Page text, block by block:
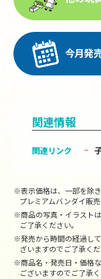
関連情報
関連リンク
※表示価格は、一部を除
プレミアムバンダイ販
※商品の写真・イラスト
ご了承ください。
※発売から時間の経過し
ざいますのでご了承くだ
※商品名・発売日・価格
ございますのでご了承く